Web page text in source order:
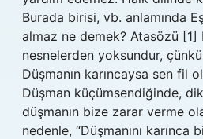
Burada birisi, vb. anlamında
almaz ne demek? Atasözü
nesnelerden yoksundur,
Düşmanın karıncaysa sen fil
Düşman küçümsendiğinde,
düşmanın bize zarar verme
nedenle, “Düşmanını